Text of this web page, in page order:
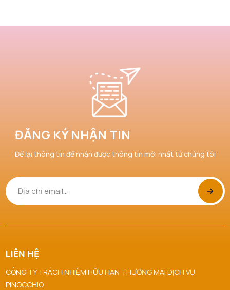
ĐĂNG KÝ NHẬN TIN
Để lại thông tin để nhận được thông tin mới nhất từ chúng tôi
LIÊN HỆ
CÔNG TY TRÁCH NHIỆM HỮU HẠN THƯƠNG MẠI DỊCH VỤ
PINOCCHIO